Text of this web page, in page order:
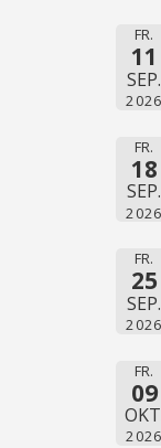
FR.
11
SEP.
2026
FR.
18
SEP.
2026
FR.
25
SEP.
2026
FR.
09
2026